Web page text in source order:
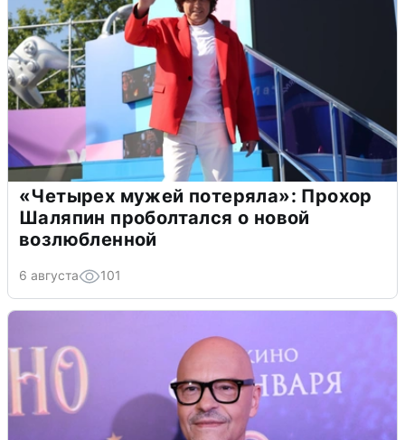
«Четырех мужей потеряла»: Прохор
Шаляпин проболтался о новой
возлюбленной
6 августа 101